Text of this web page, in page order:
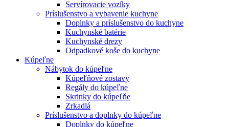
Servírovacie vozíky
Príslušenstvo a vybavenie kuchyne
Doplnky a príslušenstvo do kuchyne
Kuchynské batérie
Kuchynské drezy
Odpadkové koše do kuchyne
Kúpeľne
Nábytok do kúpeľne
Kúpeľňové zostavy
Regály do kúpeľne
Skrinky do kúpeľňe
Zrkadlá
Príslušenstvo a doplnky do kúpeľne
Doplnky do kúpeľne